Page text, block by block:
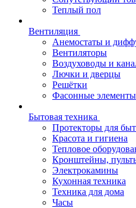
Теплый пол
Вентиляция
Анемостаты и
Вентиляторы
Воздуховоды и
Лючки и дверцы
Решётки
Фасонные элементы
Бытовая техника
Протекторы для
Красота и гигиена
Тепловое
Кронштейны,
Электрокамины
Кухонная техника
Техника для дома
Часы